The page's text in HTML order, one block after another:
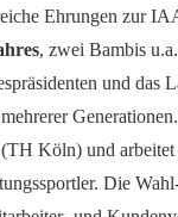
Ehrungen zur
, zwei Bambis
und das
Köln) und arbeitet
Die